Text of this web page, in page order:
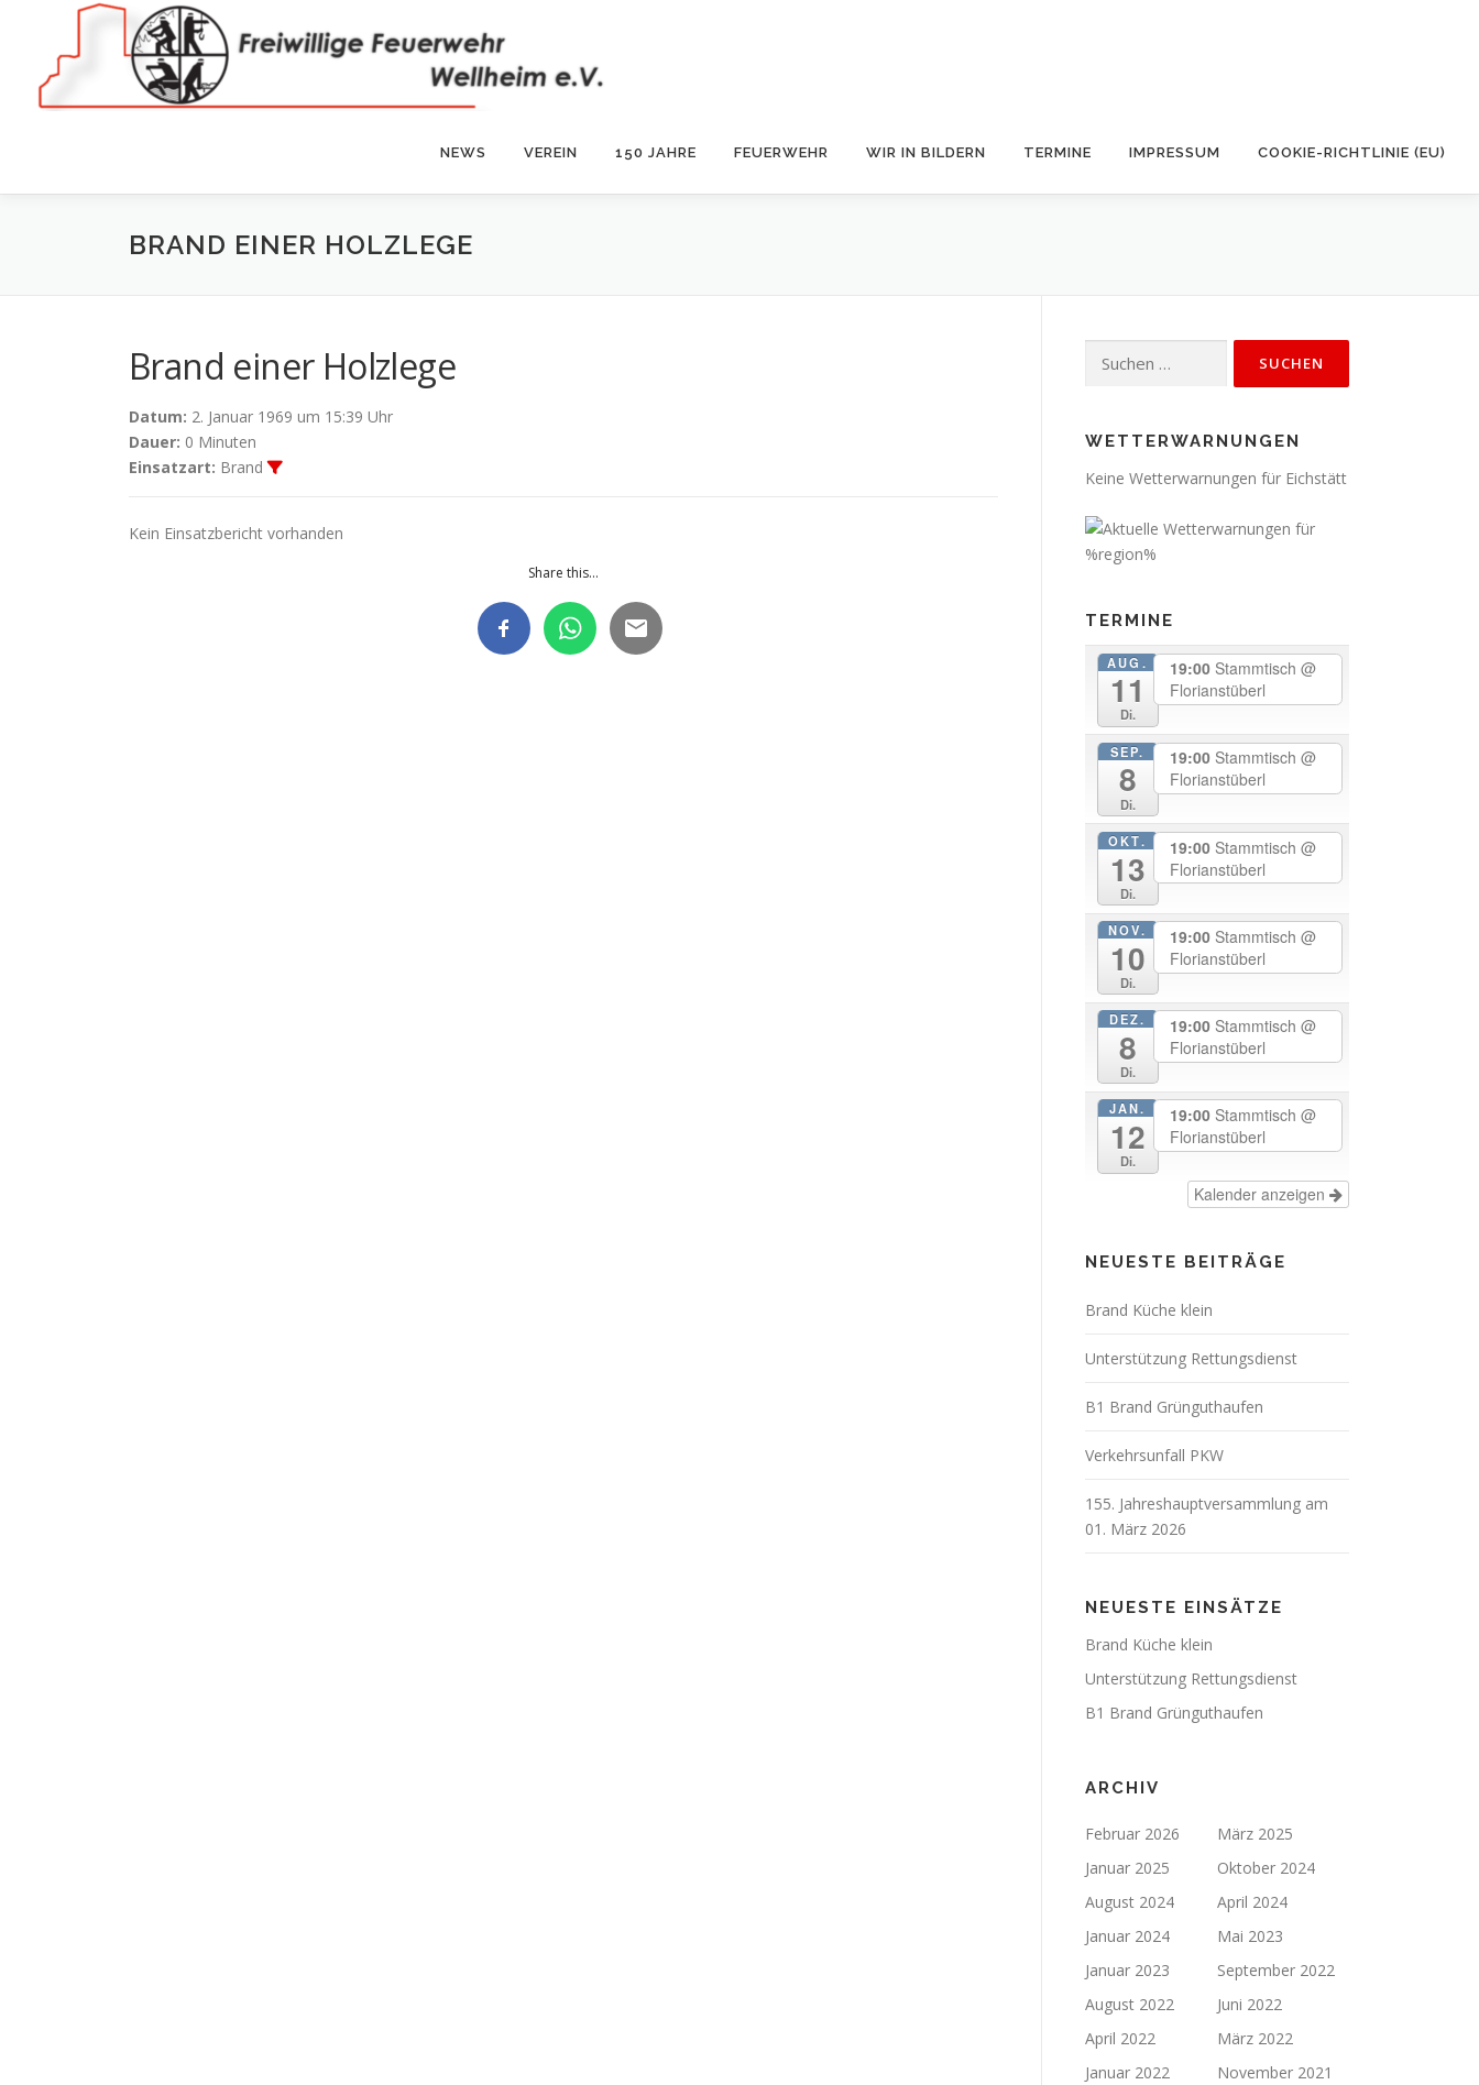
springen
NEWS VEREIN 150 JAHRE FEUERWEHR WIR IN BILDERN TERMINE IMPRESSUM COOKIE-RICHTLINIE (EU)
BRAND EINER HOLZLEGE
Brand einer Holzlege
Datum: 2. Januar 1969 um 15:39 Uhr
Dauer: 0 Minuten
Einsatzart: Brand
Kein Einsatzbericht vorhanden
Share this...
nach:
WETTERWARNUNGEN
Keine Wetterwarnungen für Eichstätt
TERMINE
AUG.
11
Di.
19:00 Stammtisch @
Florianstüberl
SEP.
8
Di.
19:00 Stammtisch @
Florianstüberl
OKT.
13
Di.
19:00 Stammtisch @
Florianstüberl
NOV.
10
Di.
19:00 Stammtisch @
Florianstüberl
DEZ.
8
Di.
19:00 Stammtisch @
Florianstüberl
JAN.
12
Di.
19:00 Stammtisch @
Florianstüberl
Kalender anzeigen
NEUESTE BEITRÄGE
Brand Küche klein
Unterstützung Rettungsdienst
B1 Brand Grünguthaufen
Verkehrsunfall PKW
155. Jahreshauptversammlung am
01. März 2026
NEUESTE EINSÄTZE
Brand Küche klein
Unterstützung Rettungsdienst
B1 Brand Grünguthaufen
ARCHIV
Februar 2026
März 2025
Januar 2025
Oktober 2024
August 2024
April 2024
Januar 2024
Mai 2023
Januar 2023
September 2022
August 2022
Juni 2022
April 2022
März 2022
Januar 2022
November 2021